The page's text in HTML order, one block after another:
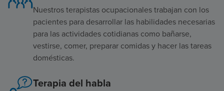
Nuestros terapistas ocupacionales trabajan con los
pacientes para desarrollar las habilidades necesarias
para las actividades cotidianas como bañarse,
vestirse, comer, preparar comidas y hacer las tareas
domésticas.
Terapia del habla